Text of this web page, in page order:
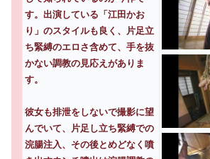
す。出演している「江田かお
り」のスタイルも良く、片足立
ち緊縛のエロさ含めて、手を抜
かない調教の見応えがありま
す。
彼女も排泄をしないで撮影に望
んでいて、片足し立ち緊縛での
浣腸注入、その後とめどなく噴